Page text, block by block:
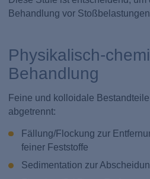
Behandlung vor
Physikalisch-
Behandlung
Feine und kolloidale
abgetrennt:
Fällung/Flockung zur
feiner Feststoffe
Sedimentation zur